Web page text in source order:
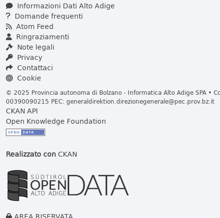
Informazioni Dati Alto Adige
Domande frequenti
Atom Feed
Ringraziamenti
Note legali
Privacy
Contattaci
Cookie
© 2025 Provincia autonoma di Bolzano - Informatica Alto Adige SPA •
00390090215 PEC: generaldirektion.direzionegenerale@pec.prov.bz.it
CKAN API
Open Knowledge Foundation
Realizzato conCKAN